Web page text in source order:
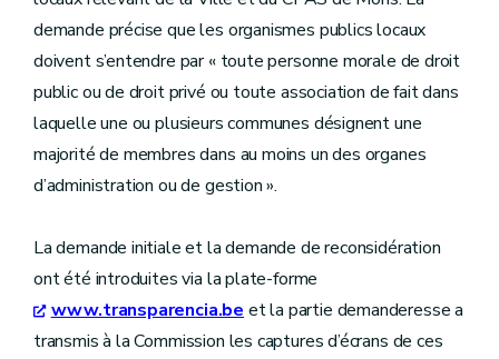
demande précise que les organismes publics locaux
doivent s’entendre par « toute personne morale de droit
public ou de droit privé ou toute association de fait dans
laquelle une ou plusieurs communes désignent une
majorité de membres dans au moins un des organes
d’administration ou de gestion ».
La demande initiale et la demande de reconsidération
ont été introduites via la plate-forme
www.transparencia.be et la partie demanderesse a
transmis à la Commission les captures d’écrans de ces